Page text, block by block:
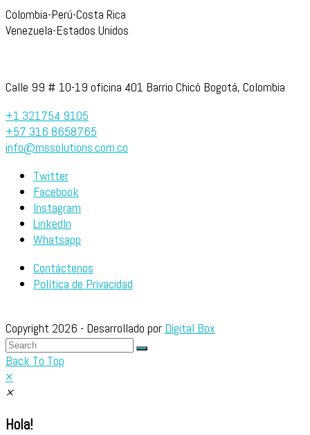
Colombia-Perú-Costa Rica
Venezuela-Estados Unidos
Calle 99 # 10-19 oficina 401 Barrio Chicó Bogotá, Colombia
+1 321754 9105
+57 316 8658765
info@mssolutions.com.co
Twitter
Facebook
Instagram
LinkedIn
Whatsapp
Contáctenos
Política de Privacidad
Copyright 2026 - Desarrollado por Digital Box
Back To Top
×
×
Hola!